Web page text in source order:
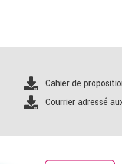
Cahier de
Courrier adressé